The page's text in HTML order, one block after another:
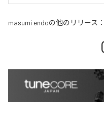
masumi endoの他のリリース：